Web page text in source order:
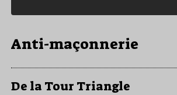
Anti-maçonnerie
De la Tour Triangle